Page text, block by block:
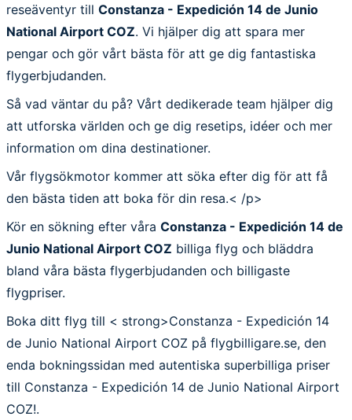
reseäventyr till Constanza - Expedición 14 de Junio
National Airport COZ. Vi hjälper dig att spara mer
pengar och gör vårt bästa för att ge dig fantastiska
flygerbjudanden.
Så vad väntar du på? Vårt dedikerade team hjälper dig
att utforska världen och ge dig resetips, idéer och mer
information om dina destinationer.
Vår flygsökmotor kommer att söka efter dig för att få
den bästa tiden att boka för din resa.< /p>
Kör en sökning efter våra Constanza - Expedición 14 de
Junio National Airport COZ billiga flyg och bläddra
bland våra bästa flygerbjudanden och billigaste
flygpriser.
Boka ditt flyg till < strong>Constanza - Expedición 14
de Junio National Airport COZ på flygbilligare.se, den
enda bokningssidan med autentiska superbilliga priser
till Constanza - Expedición 14 de Junio National Airport
COZ!.